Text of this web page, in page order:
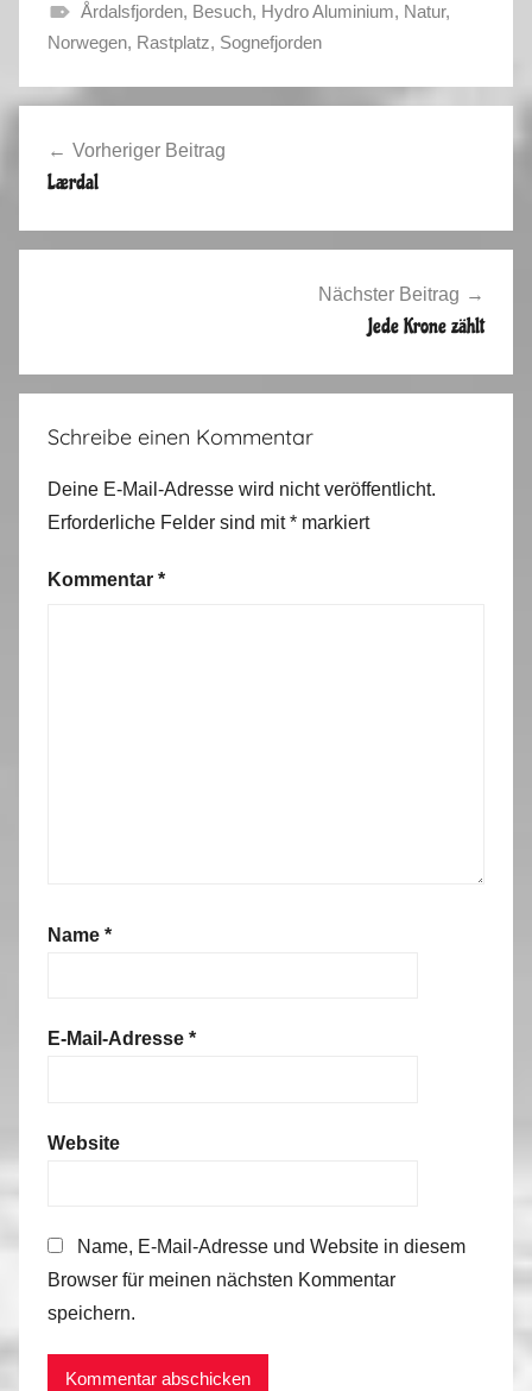
S
m
r
2
Årdalsfjorden, Besuch, Hydro Aluminium, Natur,
Norwegen, Rastplatz, Sognefjorden
Vorheriger Beitrag
Lærdal
Nächster Beitrag
Jede Krone zählt
Schreibe einen Kommentar
Deine E-Mail-Adresse wird nicht veröffentlicht.
Erforderliche Felder sind mit* markiert
Kommentar *
Name *
E-Mail-Adresse *
Website
Name, E-Mail-Adresse und Website in diesem
Browser für meinen nächsten Kommentar
speichern.